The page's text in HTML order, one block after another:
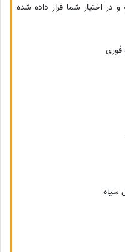
اختیار شما قرار داده شده
فوری
سیاه